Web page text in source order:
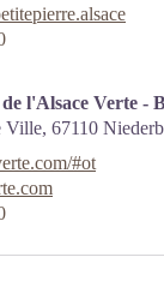
l'Alsace Verte
Ville, 67110
#ot